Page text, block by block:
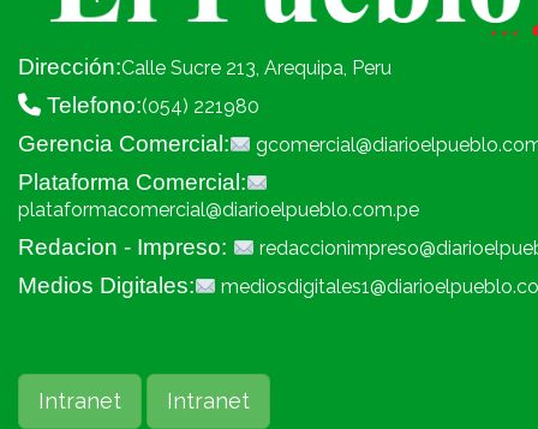
Dirección:Calle Sucre 213, Arequipa, Peru
Telefono:(054) 221980
Gerencia Comercial:
Plataforma Comercial:
plataformacomercial@diarioelpueblo.com.pe
Redacion - Impreso:
Medios Digitales:
Intranet Intranet